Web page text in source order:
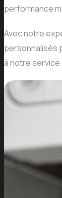
performance
Avec notre
personnalisés
à notre